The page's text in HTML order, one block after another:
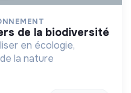
de la biodiversité
en écologie,
la nature